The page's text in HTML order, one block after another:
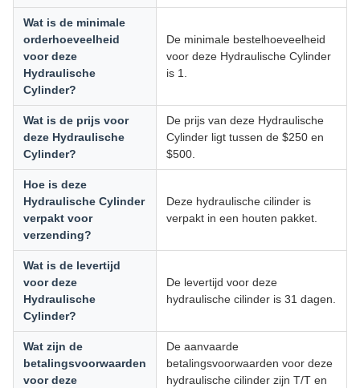
Wat is de minimale
orderhoeveelheid
voor deze
Hydraulische
Cylinder?
De minimale bestelhoeveelheid
voor deze Hydraulische Cylinder
is 1.
Wat is de prijs voor
deze Hydraulische
Cylinder?
De prijs van deze Hydraulische
Cylinder ligt tussen de $250 en
$500.
Hoe is deze
Hydraulische Cylinder
verpakt voor
verzending?
Deze hydraulische cilinder is
verpakt in een houten pakket.
Wat is de levertijd
voor deze
Hydraulische
Cylinder?
De levertijd voor deze
hydraulische cilinder is 31 dagen.
Wat zijn de
betalingsvoorwaarden
voor deze
De aanvaarde
betalingsvoorwaarden voor deze
hydraulische cilinder zijn T/T en